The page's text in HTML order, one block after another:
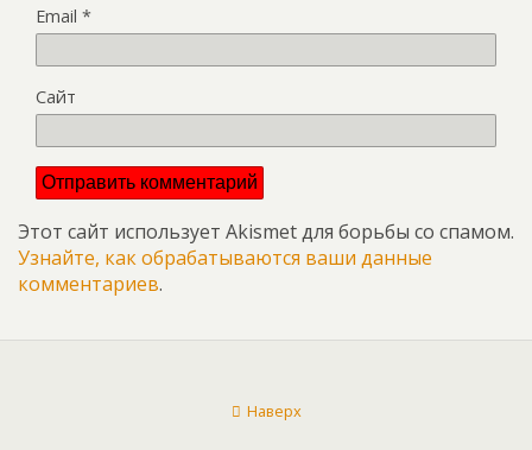
Email *
Сайт
Этот сайт использует Akismet для борьбы со спамом.
Узнайте, как обрабатываются ваши данные
комментариев.
Наверх